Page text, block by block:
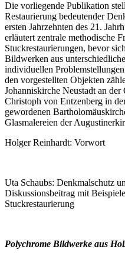
Die vorliegende Publikation
Restaurierung bedeutender
ersten Jahrzehnten des 21.
erläutert zentrale methodische
Stuckrestaurierungen, bevor
Bildwerken aus
individuellen
den vorgestellten Objekten
Johanniskirche Neustadt an
Christoph von Entzenberg in
gewordenen
Glasmalereien der
Holger Reinhardt: Vorwort
Uta Schaubs: Denkmalschutz
Diskussionsbeitrag mit
Stuckrestaurierung
Polychrome Bildwerke aus